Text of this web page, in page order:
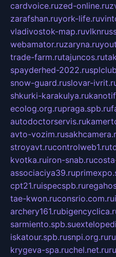
cardvoice.ruzed-online.ru
zarafshan.ruyork-life.ru
vladivostok-map.ru
webamator.ruzaryna.ru
trade-farm.rutajuncos.ru
spayderhed-2022.ru
snow-guard.ruslovar-
shkurki-karakulya.ru
ecolog.org.rupraga.spb.ru
autodoctorservis.ru
avto-vozim.ru
stroyavt.rucontrolweb1.ru
kvotka.ruiron-snab.ru
associaciya39.ru
cpt21.ruispecspb.ru
tae-kwon.ruconsrio.com.ru
archery161.ru
sarmiento.spb.su
iskatour.spb.rusnpi.org.ru
krygeva-spa.ruchel.net.ru